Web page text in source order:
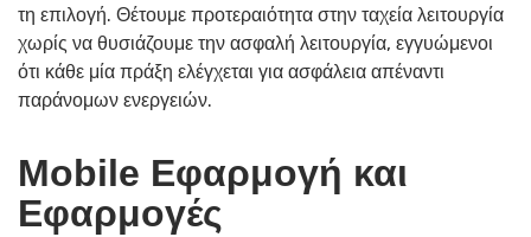
τη επιλογή. Θέτουμε προτεραιότητα στην ταχεία λειτουργία
χωρίς να θυσιάζουμε την ασφαλή λειτουργία, εγγυώμενοι
ότι κάθε μία πράξη ελέγχεται για ασφάλεια απέναντι
παράνομων ενεργειών.
Mobile Εφαρμογή και
Εφαρμογές